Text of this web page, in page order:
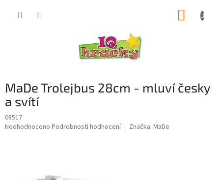
MaDe Trolejbus 28cm - mluví česky
a svítí
08517
Průměrné
Neohodnoceno Podrobnosti hodnocení Značka: MaDe